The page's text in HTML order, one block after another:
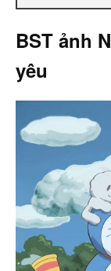
BST ảnh
yêu